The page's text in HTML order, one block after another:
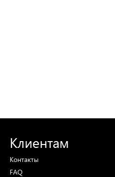
Клиентам
Контакты
FAQ